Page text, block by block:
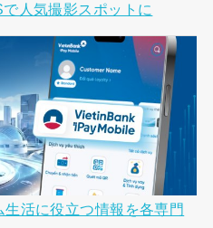
人気撮影スポットに
活に役立つ情報を各専門